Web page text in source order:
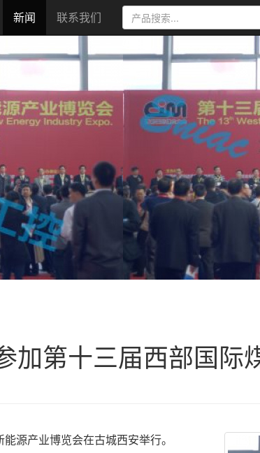
新闻 联系我们
加第十三届西部国际
源产业博览会在古城西安举行。